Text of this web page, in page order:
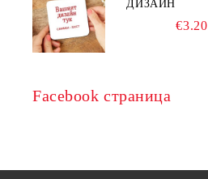
ДИЗАЙН
€3.20
Facebook страница